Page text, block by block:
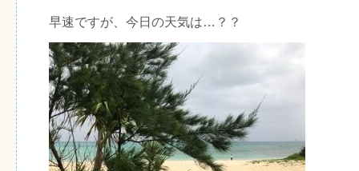
早速ですが、今日の天気は…？？